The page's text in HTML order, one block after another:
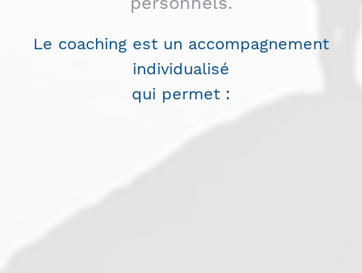
Le coaching est un accompagnement
individualisé
qui permet :